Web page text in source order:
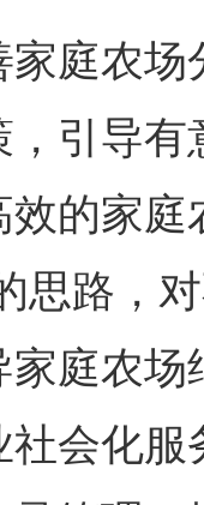
农场
，引导
的家
思路，
庭农
会化